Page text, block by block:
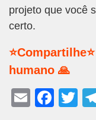
projeto que você
certo.
humano 🙏
E
F
T